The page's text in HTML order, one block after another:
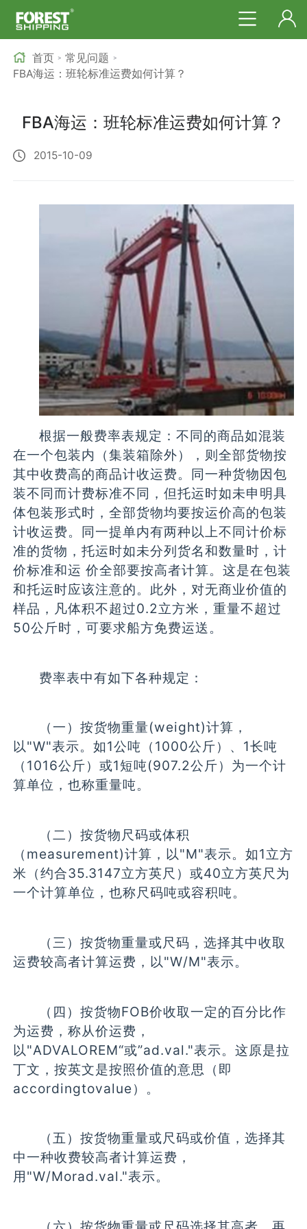
首页 > 常见问题 >
FBA海运：班轮标准运费如何计算？
FBA海运：班轮标准运费如何计算？
2015-10-09
根据一般费率表规定：不同的商品如混装
在一个包装内（集装箱除外），则全部货物按
其中收费高的商品计收运费。同一种货物因包
装不同而计费标准不同，但托运时如未申明具
体包装形式时，全部货物均要按运价高的包装
计收运费。同一提单内有两种以上不同计价标
准的货物，托运时如未分列货名和数量时，计
价标准和运 价全部要按高者计算。这是在包装
和托运时应该注意的。此外，对无商业价值的
样品，凡体积不超过0.2立方米，重量不超过
50公斤时，可要求船方免费运送。
费率表中有如下各种规定：
（一）按货物重量(weight)计算，
以"W"表示。如1公吨（1000公斤）、1长吨
（1016公斤）或1短吨(907.2公斤）为一个计
算单位，也称重量吨。
（二）按货物尺码或体积
（measurement)计算，以"M"表示。如1立方
米（约合35.3147立方英尺）或40立方英尺为
一个计算单位，也称尺码吨或容积吨。
（三）按货物重量或尺码，选择其中收取
运费较高者计算运费，以"W/M"表示。
（四）按货物FOB价收取一定的百分比作
为运费，称从价运费，
以"ADVALOREM“或”ad.val."表示。这原是拉
丁文，按英文是按照价值的意思（即
accordingtovalue）。
（五）按货物重量或尺码或价值，选择其
中一种收费较高者计算运费，
用"W/Morad.val."表示。